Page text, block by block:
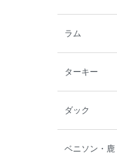
ラム
ターキー
ダック
ベニソン・鹿